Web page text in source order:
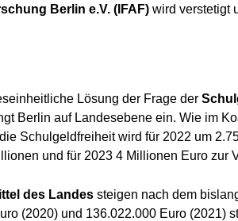
Berlin e.V. (IFAF)wird verstetigt
Lösung der Frage der
Berlin auf Landesebene ein. Wie im
Schulgeldfreiheit wird für 2022 um
und für 2023 4 Millionen Euro zur
des Landessteigen nach dem
(2020) und 136.022.000 Euro (2021)